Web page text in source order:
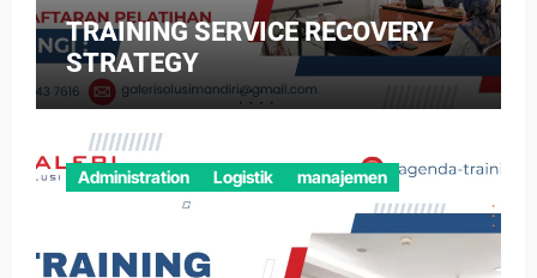
TRAINING SERVICE RECOVERY
STRATEGY
Administration Logistik manajemen